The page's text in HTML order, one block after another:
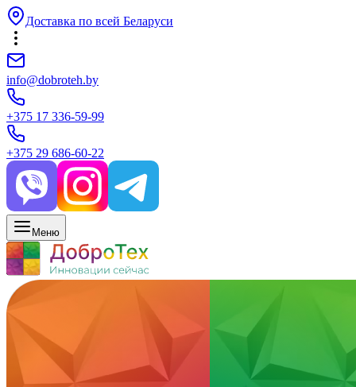
Доставка по всей Беларуси
info@dobroteh.by
+375 17 336-59-99
+375 29 686-60-22
Меню